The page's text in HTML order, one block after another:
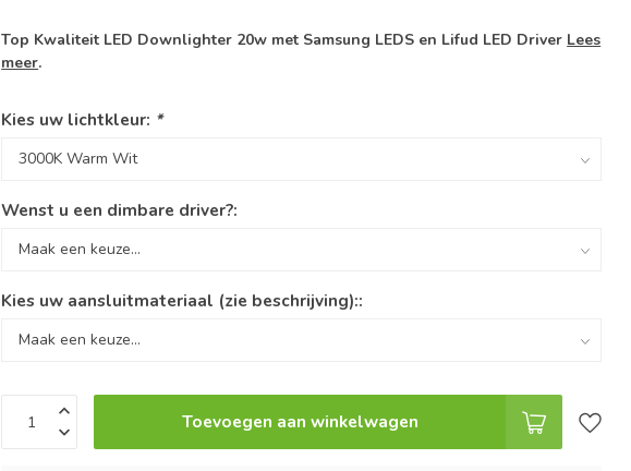
Top Kwaliteit LED Downlighter 20w met Samsung LEDS en Lifud LED Driver Lees
meer.
Kies uw lichtkleur: *
Wenst u een dimbare driver?:
Kies uw aansluitmateriaal (zie beschrijving)::
Toevoegen aan winkelwagen